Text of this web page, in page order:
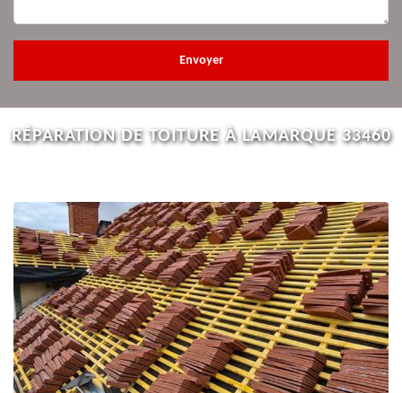
RÉPARATION DE TOITURE À LAMARQUE 33460